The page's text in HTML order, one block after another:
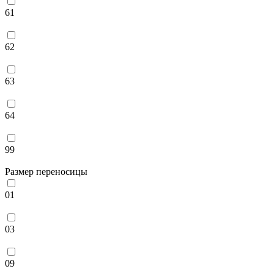
61
62
63
64
99
Размер переносицы
01
03
09